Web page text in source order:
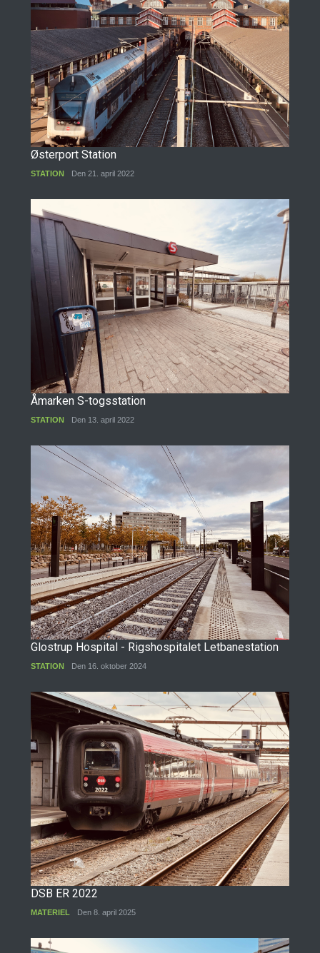
Østerport Station
STATION Den 21. april 2022
Åmarken S-togsstation
STATION Den 13. april 2022
Glostrup Hospital - Rigshospitalet Letbanestation
STATION Den 16. oktober 2024
DSB ER 2022
MATERIEL Den 8. april 2025